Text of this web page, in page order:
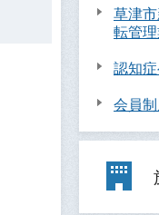
草津
転管
認知
会員